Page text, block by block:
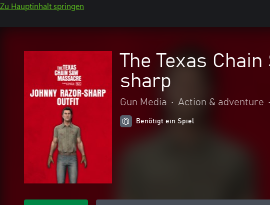
Zu Hauptinhalt springen
The Texas
sharp
Gun Media • Action & adventure •
Benötigt ein Spiel